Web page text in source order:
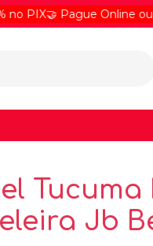
🤝 Pague Online ou na
Tucuma
Jb